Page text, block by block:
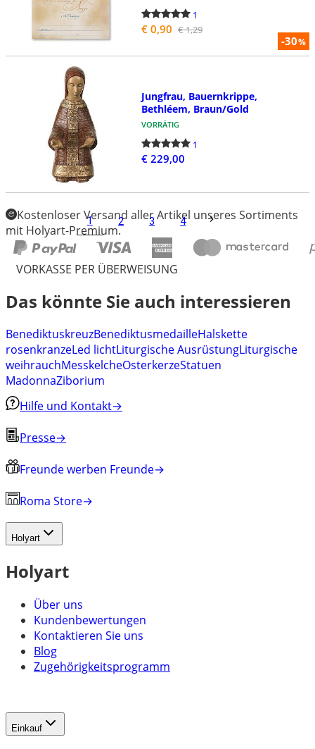
-30%
1
€ 0,90 € 1,29
Jungfrau, Bauernkrippe,
Bethléem, Braun/Gold
VORRÄTIG
1
€ 229,00
1 2 3 4
Kostenloser Versand aller Artikel unseres Sortiments
mit Holyart-Premium.
VORKASSE PER ÜBERWEISUNG
Das könnte Sie auch interessieren
BenediktuskreuzBenediktusmedailleHalskette
rosenkranzeLed lichtLiturgische AusrüstungLiturgische
weihrauchMesskelcheOsterkerzeStatuen
MadonnaZiborium
Hilfe und Kontakt→
Presse→
Freunde werben Freunde→
Roma Store→
Holyart
Holyart
Über uns
Kundenbewertungen
Kontaktieren Sie uns
Blog
Zugehörigkeitsprogramm
Einkauf